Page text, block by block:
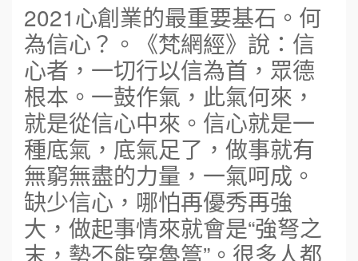
2021心創業的最重要基石。何
為信心？。《梵網經》說：信
心者，一切行以信為首，眾德
根本。一鼓作氣，此氣何來，
就是從信心中來。信心就是一
種底氣，底氣足了，做事就有
無窮無盡的力量，一氣呵成。
缺少信心，哪怕再優秀再強
大，做起事情來就會是“強弩之
末，勢不能穿魯篙”。很多人都